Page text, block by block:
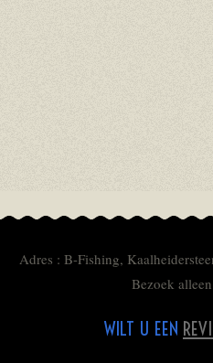
Adres : B-Fishing,
Bezoek
WILT U EEN